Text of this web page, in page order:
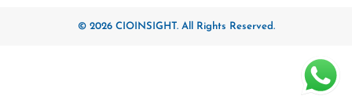
© 2026 CIOINSIGHT. All Rights Reserved.